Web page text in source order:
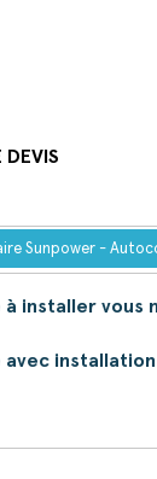
DEVIS
Sunpower -
à installer vous
avec installation